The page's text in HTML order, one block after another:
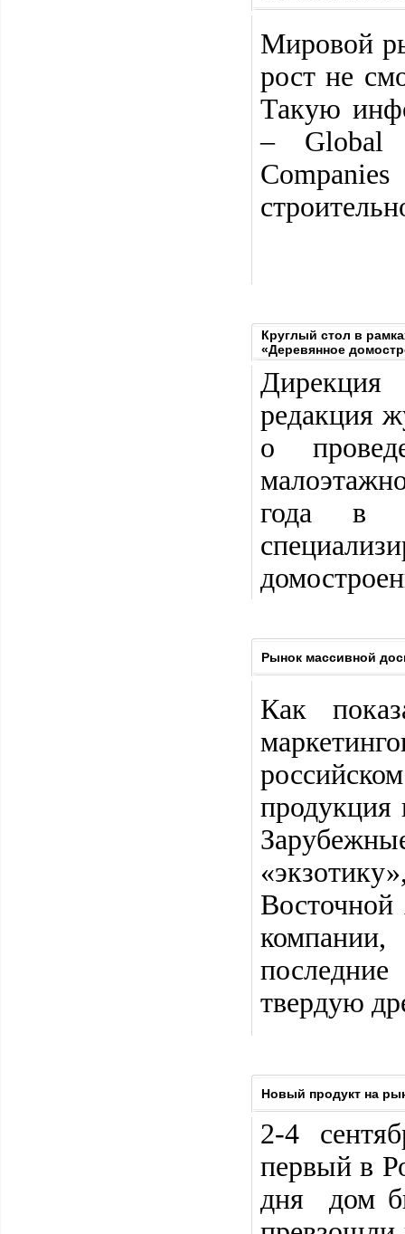
Мировой
рост не
Такую
– Global
Круглый стол в
«Деревянное
редакция
о
года в
Рынок массивной
Как
продукция
компании,
твердую
Новый продукт на
2-4
первый в
дня дом